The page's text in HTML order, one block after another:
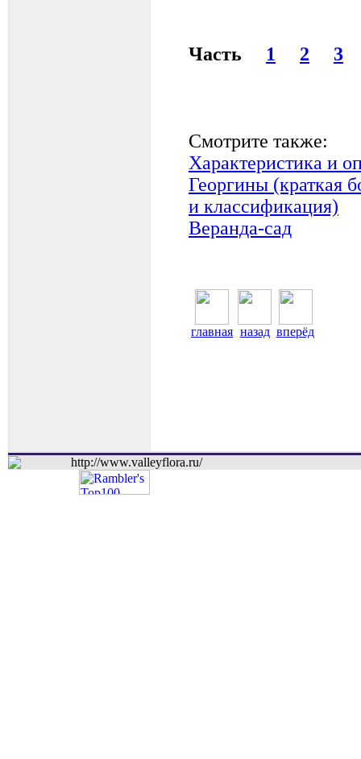
Часть 1 2 3
Смотрите также:
Характеристика и
Георгины (краткая
и классификация)
Веранда-сад
главная назад вперёд
http://www.valleyflora.ru/